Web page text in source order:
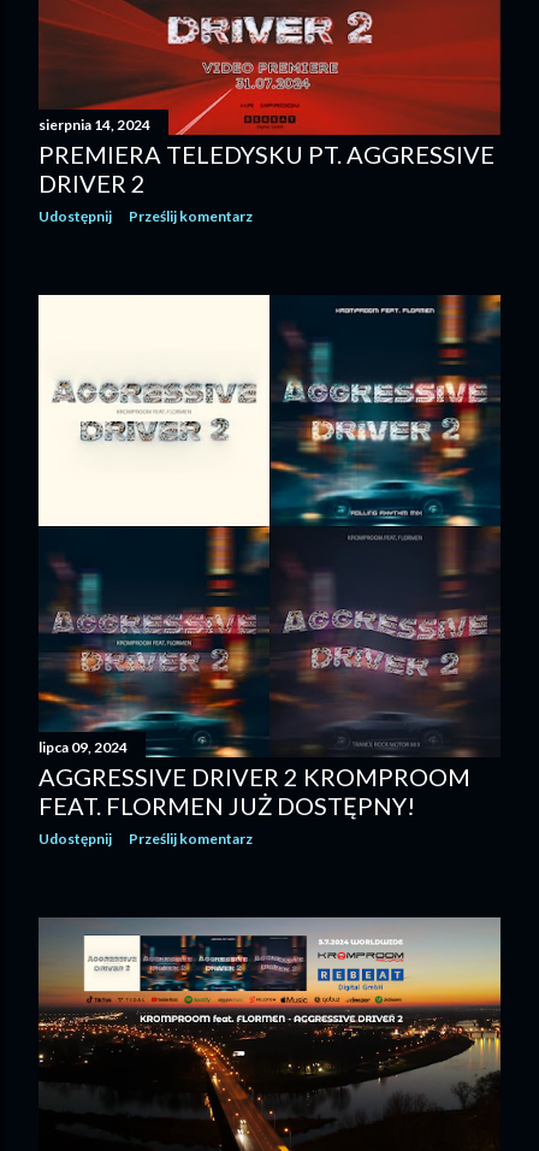
sierpnia 14, 2024
PREMIERA TELEDYSKU PT. AGGRESSIVE
DRIVER 2
Udostępnij Prześlij komentarz
lipca 09, 2024
AGGRESSIVE DRIVER 2 KROMPROOM
FEAT. FLORMEN JUŻ DOSTĘPNY!
Udostępnij Prześlij komentarz